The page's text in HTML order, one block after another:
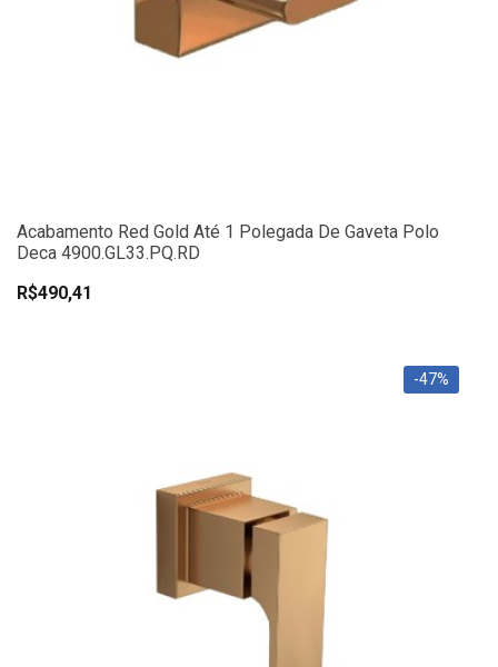
Acabamento Red Gold Até 1 Polegada De Gaveta Polo
Deca 4900.GL33.PQ.RD
R$490,41
-47%